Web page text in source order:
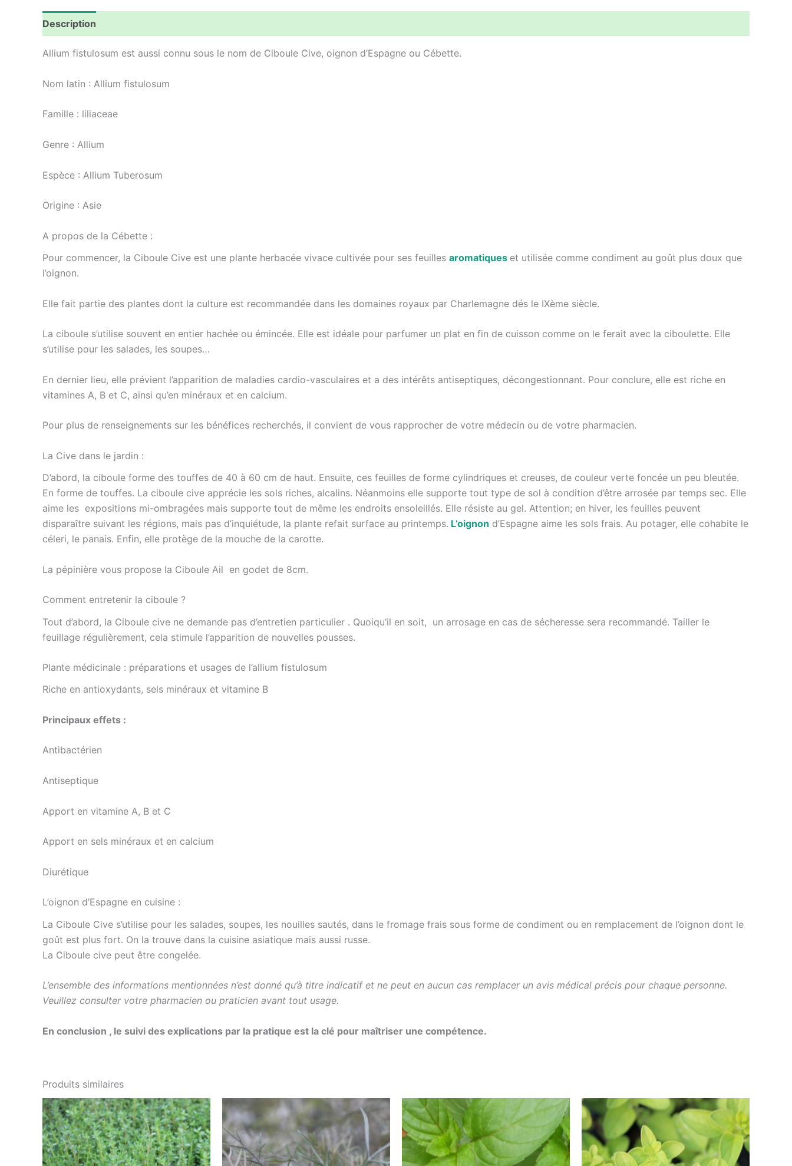
Description
Allium fistulosum est aussi connu sous le nom de Ciboule Cive, oignon d’Espagne ou Cébette.
Nom latin : Allium fistulosum
Famille : liliaceae
Genre : Allium
Espèce : Allium Tuberosum
Origine : Asie
A propos de la Cébette :
Pour commencer, la Ciboule Cive est une plante herbacée vivace cultivée pour ses feuilles aromatiques et utilisée comme condiment au goût plus doux que
l’oignon.
Elle fait partie des plantes dont la culture est recommandée dans les domaines royaux par Charlemagne dés le IXème siècle.
La ciboule s’utilise souvent en entier hachée ou émincée. Elle est idéale pour parfumer un plat en fin de cuisson comme on le ferait avec la ciboulette. Elle
s’utilise pour les salades, les soupes…
En dernier lieu, elle prévient l’apparition de maladies cardio-vasculaires et a des intérêts antiseptiques, décongestionnant. Pour conclure, elle est riche en
vitamines A, B et C, ainsi qu’en minéraux et en calcium.
Pour plus de renseignements sur les bénéfices recherchés, il convient de vous rapprocher de votre médecin ou de votre pharmacien.
La Cive dans le jardin :
D’abord, la ciboule forme des touffes de 40 à 60 cm de haut. Ensuite, ces feuilles de forme cylindriques et creuses, de couleur verte foncée un peu bleutée.
En forme de touffes. La ciboule cive apprécie les sols riches, alcalins. Néanmoins elle supporte tout type de sol à condition d’être arrosée par temps sec. Elle
aime les expositions mi-ombragées mais supporte tout de même les endroits ensoleillés. Elle résiste au gel. Attention; en hiver, les feuilles peuvent
disparaître suivant les régions, mais pas d’inquiétude, la plante refait surface au printemps. L’oignon d’Espagne aime les sols frais. Au potager, elle cohabite le
céleri, le panais. Enfin, elle protège de la mouche de la carotte.
La pépinière vous propose la Ciboule Ail en godet de 8cm.
Comment entretenir la ciboule ?
Tout d’abord, la Ciboule cive ne demande pas d’entretien particulier . Quoiqu’il en soit, un arrosage en cas de sécheresse sera recommandé. Tailler le
feuillage régulièrement, cela stimule l’apparition de nouvelles pousses.
Plante médicinale : préparations et usages de l’allium fistulosum
Riche en antioxydants, sels minéraux et vitamine B
Principaux effets :
Antibactérien
Antiseptique
Apport en vitamine A, B et C
Apport en sels minéraux et en calcium
Diurétique
L’oignon d’Espagne en cuisine :
La Ciboule Cive s’utilise pour les salades, soupes, les nouilles sautés, dans le fromage frais sous forme de condiment ou en remplacement de l’oignon dont le
goût est plus fort. On la trouve dans la cuisine asiatique mais aussi russe.
La Ciboule cive peut être congelée.
L’ensemble des informations mentionnées n’est donné qu’à titre indicatif et ne peut en aucun cas remplacer un avis médical précis pour chaque personne.
Veuillez consulter votre pharmacien ou praticien avant tout usage.
En conclusion , le suivi des explications par la pratique est la clé pour maîtriser une compétence.
Produits similaires